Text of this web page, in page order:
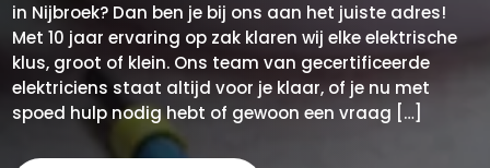
in Nijbroek? Dan ben je bij ons aan het juiste adres!
Met 10 jaar ervaring op zak klaren wij elke elektrische
klus, groot of klein. Ons team van gecertificeerde
elektriciens staat altijd voor je klaar, of je nu met
spoed hulp nodig hebt of gewoon een vraag […]